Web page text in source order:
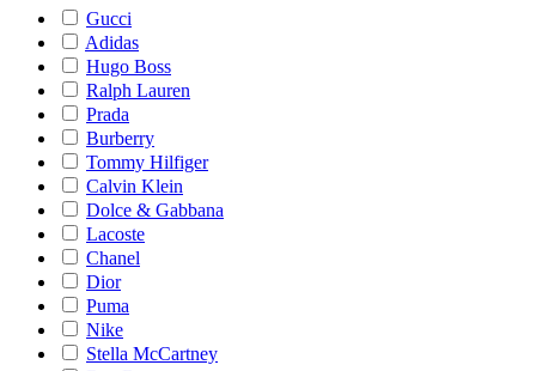
Gucci
Adidas
Hugo Boss
Ralph Lauren
Prada
Burberry
Tommy Hilfiger
Calvin Klein
Dolce & Gabbana
Lacoste
Chanel
Dior
Puma
Nike
Stella McCartney